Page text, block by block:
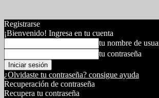
Registrarse
¡Bienvenido! Ingresa en tu cuenta
tu nombre de
tu contraseña
¿Olvidaste tu contraseña? consigue ayuda
Recuperación de contraseña
Recupera tu contraseña